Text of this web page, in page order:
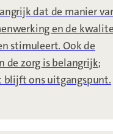
dat de manier
en de
stimuleert. Ook de
de zorg is belangrijk;
ons uitgangspunt.